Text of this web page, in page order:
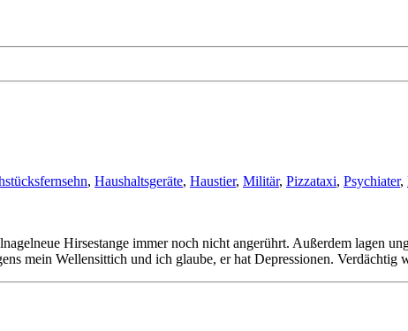
, Haushaltsgeräte, Haustier, Militär, Pizzataxi, Psychiater,
Hirsestange immer noch nicht angerührt. Außerdem lagen
mein Wellensittich und ich glaube, er hat Depressionen. Verdächtig